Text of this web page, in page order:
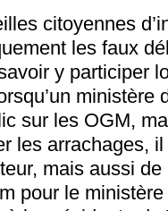
citoyennes
les faux
y participer
ministère
sur les OGM,
les arrachages,
mais aussi
pour le